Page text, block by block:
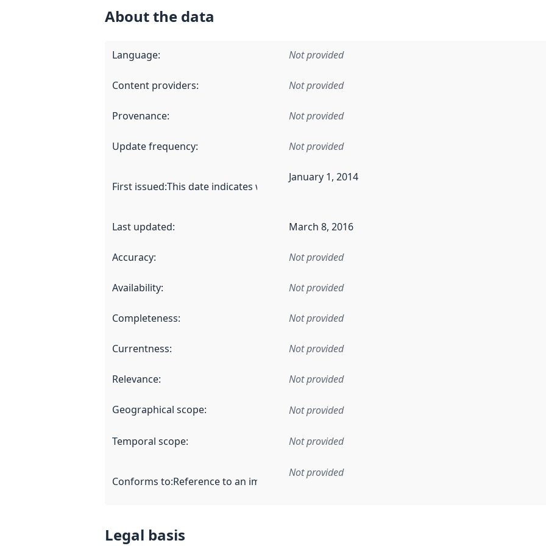
About the data
Language: Not provided
Content providers: Not provided
Provenance: Not provided
Update frequency: Not provided
First issued:This date indicates when the data in this dataset was first released. It may have
January 1, 2014
Last updated: March 8, 2016
Accuracy: Not provided
Availability: Not provided
Completeness: Not provided
Currentness: Not provided
Relevance: Not provided
Geographical scope: Not provided
Temporal scope: Not provided
Conforms to:Reference to an implementation rule or other specification that forms the basis
Not provided
Legal basis